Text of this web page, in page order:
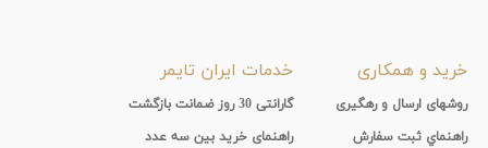
خرید و همکاری
روشهای ارسال و رهگیری
راهنماي ثبت سفارش
خدمات ایران تایمر
گارانتی 30 روز ضمانت بازگشت
راهنمای خرید بین سه عدد